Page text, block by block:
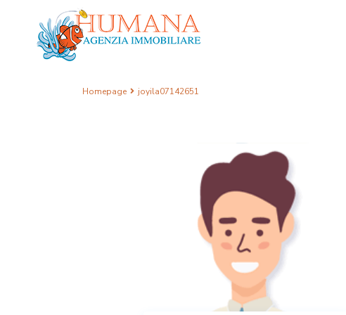
Homepage joyila07142651